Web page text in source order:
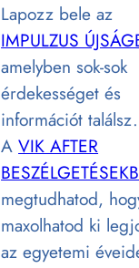
Lapozz bele az
IMPULZUS
amelyben sok-sok
érdekességet és
információt találsz.
AVIK AFTER
megtudhatod,
maxolhatod ki
az egyetemi